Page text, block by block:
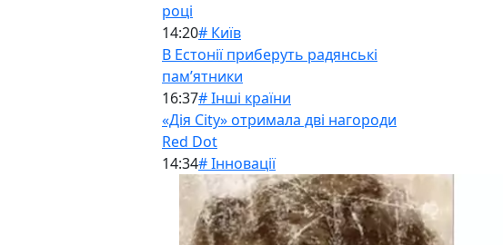
році
14:20# Київ
В Естонії приберуть радянські
памʼятники
16:37# Інші країни
«Дія City» отримала дві нагороди
Red Dot
14:34# Інновації